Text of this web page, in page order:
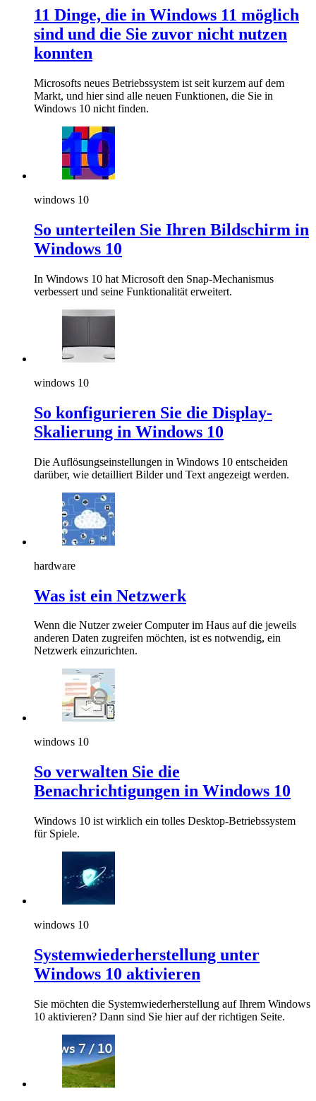
11 Dinge, die in Windows 11 möglich
sind und die Sie zuvor nicht nutzen
konnten
Microsofts neues Betriebssystem ist seit kurzem auf dem
Markt, und hier sind alle neuen Funktionen, die Sie in
Windows 10 nicht finden.
windows 10
So unterteilen Sie Ihren Bildschirm in
Windows 10
In Windows 10 hat Microsoft den Snap-Mechanismus
verbessert und seine Funktionalität erweitert.
windows 10
So konfigurieren Sie die Display-
Skalierung in Windows 10
Die Auflösungseinstellungen in Windows 10 entscheiden
darüber, wie detailliert Bilder und Text angezeigt werden.
hardware
Was ist ein Netzwerk
Wenn die Nutzer zweier Computer im Haus auf die jeweils
anderen Daten zugreifen möchten, ist es notwendig, ein
Netzwerk einzurichten.
windows 10
So verwalten Sie die
Benachrichtigungen in Windows 10
Windows 10 ist wirklich ein tolles Desktop-Betriebssystem
für Spiele.
windows 10
Systemwiederherstellung unter
Windows 10 aktivieren
Sie möchten die Systemwiederherstellung auf Ihrem Windows
10 aktivieren? Dann sind Sie hier auf der richtigen Seite.